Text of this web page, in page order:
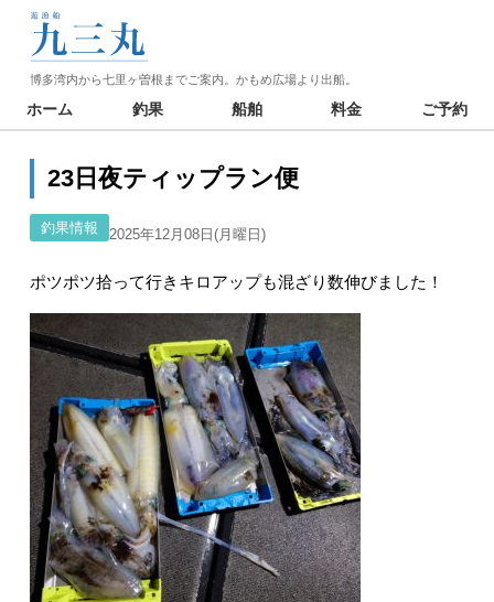
博多湾内から七里ヶ曽根までご案内。かもめ広場より出船。
ホーム 釣果 船舶 料金 ご予約
23日夜ティップラン便
釣果情報 2025年12月08日(月曜日)
ポツポツ拾って行きキロアップも混ざり数伸びました！